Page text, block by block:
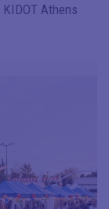
KIDOT Athens